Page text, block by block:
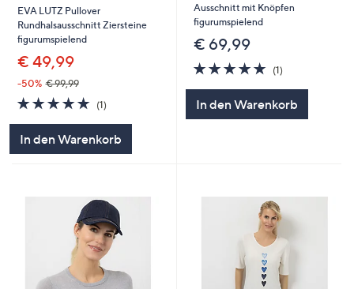
EVA LUTZ Pullover
Rundhalsausschnitt Ziersteine
figurumspielend
€ 49,99
-50% € 99,99
5.0
von
5
(1)
In den Warenkorb
Ausschnitt mit Knöpfen
figurumspielend
€ 69,99
5.0
von
5
(1)
In den Warenkorb